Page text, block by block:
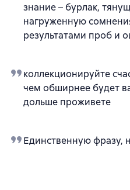
знание – бурлак,
нагруженную
результатами проб и
коллекционируйте
чем обширнее будет
дольше проживете
Единственную фразу,